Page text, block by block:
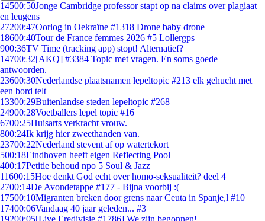
14500:50Jonge Cambridge professor stapt op na claims over plagiaat
en leugens
27200:47Oorlog in Oekraïne #1318 Drone baby drone
18600:40Tour de France femmes 2026 #5 Lollergps
900:36TV Time (tracking app) stopt! Alternatief?
14700:32[AKQ] #3384 Topic met vragen. En soms goede
antwoorden.
23600:30Nederlandse plaatsnamen lepeltopic #213 elk gehucht met
een bord telt
13300:29Buitenlandse steden lepeltopic #268
24900:28Voetballers lepel topic #16
6700:25Huisarts verkracht vrouw.
800:24Ik krijg hier zweethanden van.
23700:22Nederland stevent af op watertekort
500:18Eindhoven heeft eigen Reflecting Pool
400:17Petitie behoud npo 5 Soul & Jazz
11600:15Hoe denkt God echt over homo-seksualiteit? deel 4
2700:14De Avondetappe #177 - Bijna voorbij :(
17500:10Migranten breken door grens naar Ceuta in Spanje,l #10
17400:06Vandaag 40 jaar geleden... #3
19200:05[Live Eredivisie #1786] We zijn begonnen!